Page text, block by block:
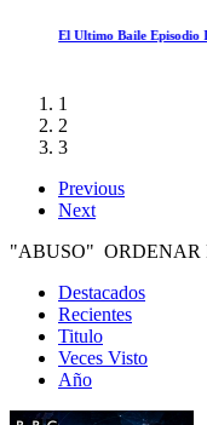
El Ultimo Baile Episodio
1
2
3
Previous
Next
"ABUSO" ORDENAR
Destacados
Recientes
Titulo
Veces Visto
Año